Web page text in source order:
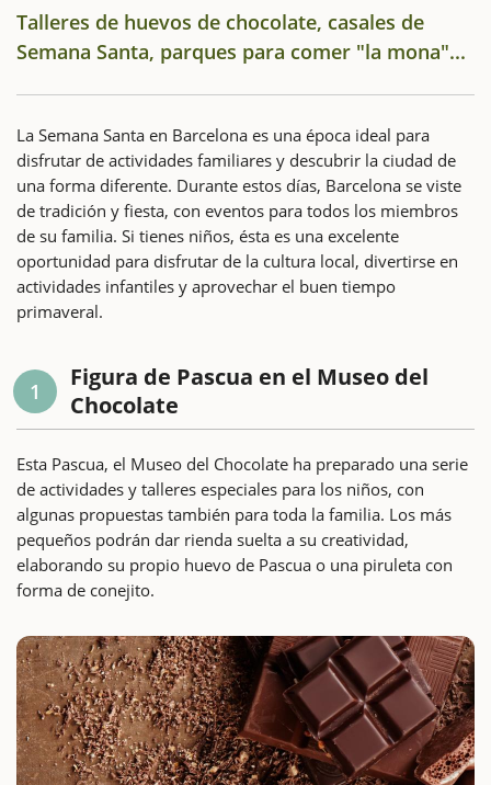
Talleres de huevos de chocolate, casales de
Semana Santa, parques para comer "la mona"...
La Semana Santa en Barcelona es una época ideal para
disfrutar de actividades familiares y descubrir la ciudad de
una forma diferente. Durante estos días, Barcelona se viste
de tradición y fiesta, con eventos para todos los miembros
de su familia. Si tienes niños, ésta es una excelente
oportunidad para disfrutar de la cultura local, divertirse en
actividades infantiles y aprovechar el buen tiempo
primaveral.
1
Figura de Pascua en el Museo del
Chocolate
Esta Pascua, el Museo del Chocolate ha preparado una serie
de actividades y talleres especiales para los niños, con
algunas propuestas también para toda la familia. Los más
pequeños podrán dar rienda suelta a su creatividad,
elaborando su propio huevo de Pascua o una piruleta con
forma de conejito.